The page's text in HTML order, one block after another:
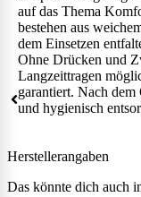
auf das Thema
bestehen aus
dem Einsetzen
Ohne Drücken und
Langzeittragen
garantiert. Nach
und hygienisch
Herstellerangaben
Das könnte dich auch